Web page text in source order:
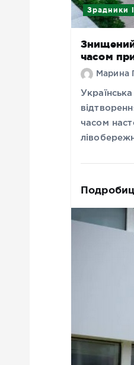
Зрадники
Знищений
часом
Марина
часом